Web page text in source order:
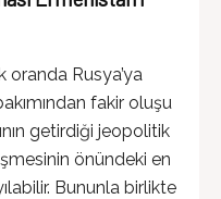
Rusya’ya
fakir oluşu
getirdiği jeopolitik
önündeki en
Bununla birlikte